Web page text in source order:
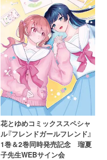
花とゆめコミックススペシャ
ル『フレンドガールフレンド』
1巻＆2巻同時発売記念 瑠夏
子先生WEBサイン会